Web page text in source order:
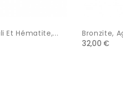
Et Hématite,... Bronzite,
32,00 €